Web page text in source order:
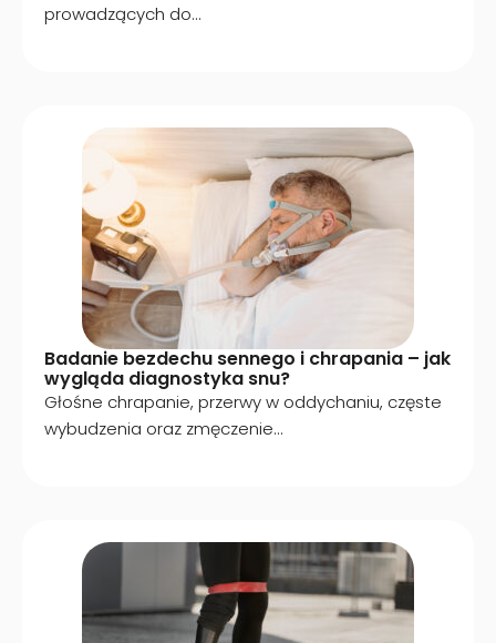
prowadzących do...
Badanie bezdechu sennego i chrapania – jak
wygląda diagnostyka snu?
Głośne chrapanie, przerwy w oddychaniu, częste
wybudzenia oraz zmęczenie...